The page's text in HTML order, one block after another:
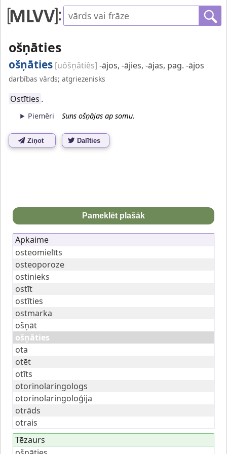
ošņāties
ošņāties [uôšņâtiês] -ājos, -ājies, -ājas, pag. -ājos
darbības vārds; atgriezenisks
Ostīties .
Piemēri Suns ošņājas ap somu.
Ziņot Dalīties
Pameklēt plašāk
Apkaime
osteomielīts
osteoporoze
ostinieks
ostīt
ostīties
ostmarka
ošņāt
ošņāties
ota
otēt
otīts
otorinolaringologs
otorinolaringoloģija
otrāds
otrais
Tēzaurs